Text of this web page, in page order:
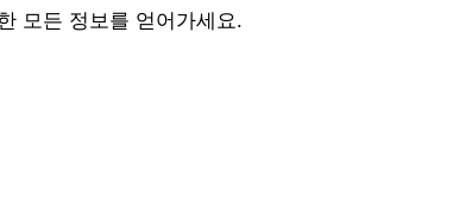
모든 정보를 얻어가세요.